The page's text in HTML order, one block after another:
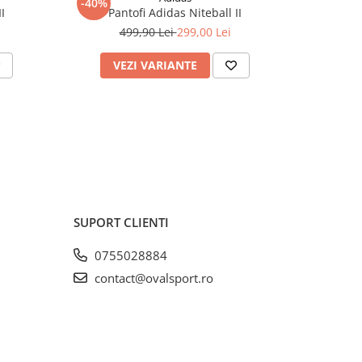
Pantofi Adidas Niteball II
499,90 Lei299,00 Lei
VEZI VARIANTE
SUPORT CLIENTI
0755028884
contact@ovalsport.ro